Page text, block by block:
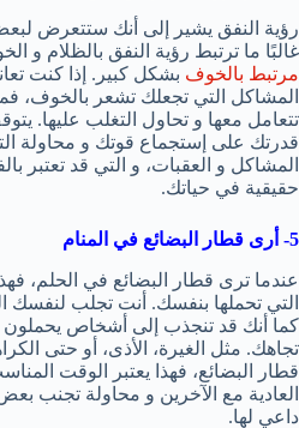
رؤية النفق يشير إلى أنك ستتعرض
غالبًا ما ترتبط رؤية النفق بالظلام و
مرتبط بالخوف بشكل كبير. إذا كنت
المشاكل التي تجعلك تشعر بالخوف،
تتعامل معها و تحاول التغلب عليها.
قدرتك على إستجماع قوتك و محاولة
المشاكل و العقبات، و التي قد تعتبر
حقيقية في حياتك.
5- أرى قطار البضائع في المنام
عندما ترى قطار البضائع في الحلم،
التي تحملها بنفسك. أنت تجلب لنفسك
كما أنك قد تنجذب إلى أشخاص
تجاهك. مثل الغيرة، الأذى، أو حتى
قطار البضائع، فهذا يعتبر الوقت
العادية مع الآخرين و محاولة تجنب
داعي لها.